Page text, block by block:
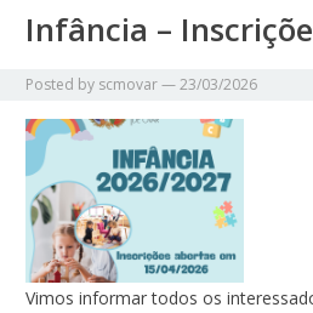
Infância –
Posted by scmovar—23/03/2026
Vimos informar todos os